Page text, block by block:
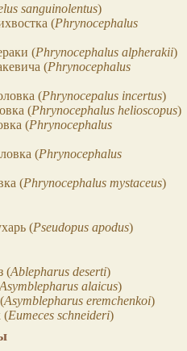
sanguinolentus)
(Phrynocephalus
(Phrynocephalus alpherakii)
(Phrynocephalus
(Phrynocepalus incertus)
(Phrynocephalus helioscopus)
(Phrynocephalus
(Phrynocephalus
(Phrynocephalus mystaceus)
(Pseudopus apodus)
(Ablepharus deserti)
Asymblepharus alaicus)
Asymblepharus eremchenkoi)
(Eumeces schneideri)